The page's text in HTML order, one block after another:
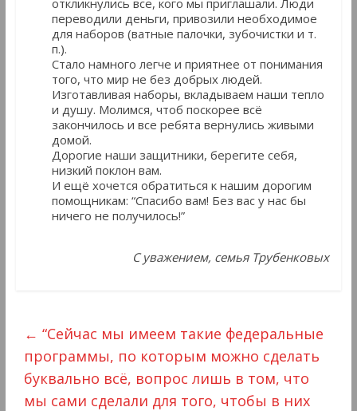
переводили деньги, привозили необходимое
для наборов (ватные палочки, зубочистки и т.
п.).
Стало намного легче и приятнее от понимания
того, что мир не без добрых людей.
Изготавливая наборы, вкладываем наши тепло
и душу. Молимся, чтоб поскорее всё
закончилось и все ребята вернулись живыми
домой.
Дорогие наши защитники, берегите себя,
низкий поклон вам.
И ещё хочется обратиться к нашим дорогим
помощникам: “Спасибо вам! Без вас у нас бы
ничего не получилось!”
С уважением, семья Трубенковых
← “Сейчас мы имеем такие федеральные
программы, по которым можно сделать
буквально всё, вопрос лишь в том, что
мы сами сделали для того, чтобы в них